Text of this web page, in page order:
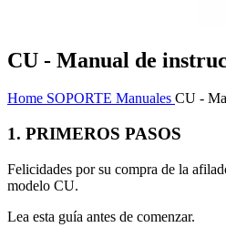
CU - Manual de
Home SOPORTE Manuales CU -
1. PRIMEROS PASOS
Felicidades por su compra de la
modelo CU.
Lea esta guía antes de comenzar.